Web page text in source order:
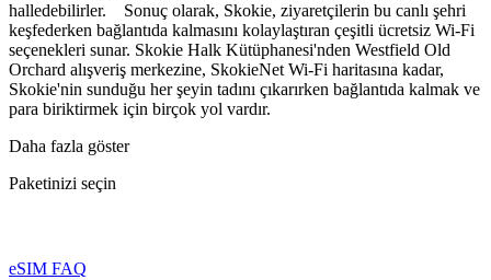
halledebilirler. Sonuç olarak, Skokie, ziyaretçilerin bu canlı şehri
keşfederken bağlantıda kalmasını kolaylaştıran çeşitli ücretsiz Wi-Fi
seçenekleri sunar. Skokie Halk Kütüphanesi'nden Westfield Old
Orchard alışveriş merkezine, SkokieNet Wi-Fi haritasına kadar,
Skokie'nin sunduğu her şeyin tadını çıkarırken bağlantıda kalmak ve
para biriktirmek için birçok yol vardır.
Daha fazla göster
Paketinizi seçin
eSIM FAQ